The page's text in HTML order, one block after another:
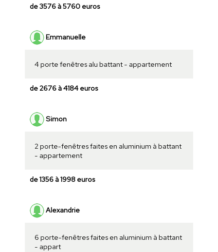
de 3576 à 5760 euros
Emmanuelle
4 porte fenêtres alu battant - appartement
de 2676 à 4184 euros
Simon
2 porte-fenêtres faites en aluminium à battant
- appartement
de 1356 à 1998 euros
Alexandrie
6 porte-fenêtres faites en aluminium à battant
- appart